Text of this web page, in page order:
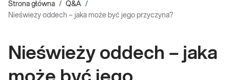
Strona główna / Q&A /
Nieświeży oddech – jaka może być jego przyczyna?
Nieświeży oddech – jaka